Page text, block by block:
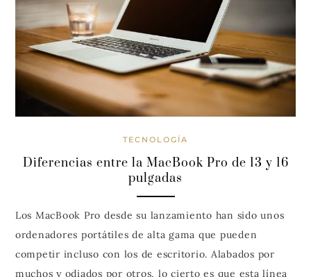
TECNOLOGÍA
Diferencias entre la MacBook Pro de 13 y 16
pulgadas
Los MacBook Pro desde su lanzamiento han sido unos
ordenadores portátiles de alta gama que pueden
competir incluso con los de escritorio. Alabados por
muchos y odiados por otros, lo cierto es que esta línea